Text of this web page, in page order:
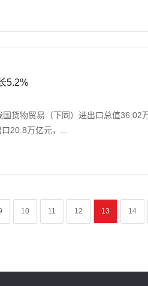
5.2%
货物贸易（下同）进出口总值36.02
20.8万亿元，...
10 11 12 13 14